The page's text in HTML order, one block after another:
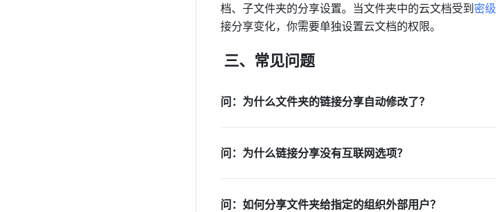
档、子文件夹的分享设置。当文件夹中的云文档受到密级
接分享变化，你需要单独设置云文档的权限。
三、常见问题
问：为什么文件夹的链接分享自动修改了？
问：为什么链接分享没有互联网选项？
问：如何分享文件夹给指定的组织外部用户？